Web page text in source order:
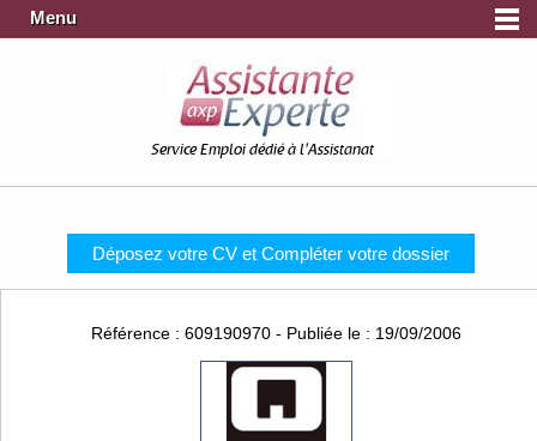
Menu
Service Emploi dédié à l'Assistanat
Déposez votre CV et Compléter votre dossier
Référence : 609190970 - Publiée le : 19/09/2006